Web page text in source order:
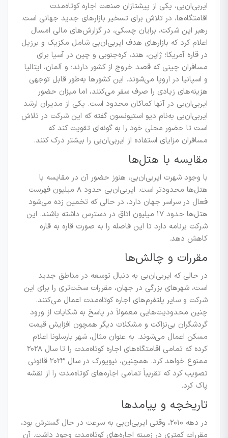
ایر‌بی‌ان‌بی، یکی از پیشتازان صنعت اجاره کوتاه‌مدت
اقامتگاه‌ها، در تلاش برای تسخیر بازارهای جدید جهانی است.
رهبر این شرکت، برایان چسکی، در گزارش‌های مالی امسال
اعلام کرد که بازارهای هدف ایر‌بی‌ان‌بی شامل مکزیک و برزیل
در قاره آمریکا؛ ژاپن، هند، کره‌جنوبی و چین در آسیا برای
مسافران چینی که قصد خروج از کشور دارند؛ و آلمان، ایتالیا
و اسپانیا در اروپا می‌شوند. این کشورها به‌طور قابل توجهی
هزینه‌های زیادی را صرف سفر می‌کنند، اما میزان حضور
ایر‌بی‌ان‌بی در آنها کماکان محدود است. یکی از مدیران ارشد
ایر‌بی‌ان‌بی به‌نام دیو استیونسون گفته که این شرکت در تلاش
است تا حضور محلی خود را به گونه‌ای تقویت کند که
مسافران مزایای استفاده از ایر‌بی‌ان‌بی را بیشتر درک کنند.
مقایسه با هتل‌ها
با وجود شهرت ایر‌بی‌ان‌بی، هنوز حضور آن در مقایسه با
هتل‌ها محدودتر است. ایر‌بی‌ان‌بی حدود ۸ میلیون فهرست
فعال در سراسر جهان دارد، در حالی که تخمین زده می‌شود
هتل‌ها حدود ۱۷ میلیون اتاق در دسترس داشته باشند. این
شرکت برنامه دارد تا این فاصله را به صورت قاره به قاره
کاهش دهد.
مقررات و چالش‌ها
در حالی که ایر‌بی‌ان‌بی به دنبال توسعه در مناطق جدید
است، شهرهای بزرگی در جهان، مقررات سخت‌تری را برای این
شرکت و سایر پلتفرم‌های اجاره کوتاه‌مدت اعمال می‌کنند.
چنین محدودیت‌هایی معمولاً در پاسخ به شکایات از ورود
گردشگران بی‌نزاکت و مشکلات دیگر همچون افزایش قیمت
مسکن اعمال می‌شوند. به عنوان مثال، شهر بارسلونا اعلام
کرده که تمامی اقامتگاه‌های اجاره کوتاه‌مدت را تا سال ۲۰۲۸
ممنوع خواهد کرد. همچنین، نیویورک در سال ۲۰۲۳ قانونی
تصویب کرد که تقریباً تمامی اجاره‌های کوتاه‌مدت را از نقشه
پاک کرد.
تاریخچه و پیامدها
در دهه ۲۰۱۰، وقتی ایر‌بی‌ان‌بی به سرعت در حال گسترش بود،
مقررات کمتری در زمینه اجاره‌های کوتاه‌مدت وجود داشت. آن